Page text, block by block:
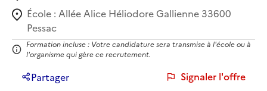
École : Allée Alice Héliodore Gallienne 33600
Pessac
Formation incluse : Votre candidature sera transmise à l'école ou à
l'organisme qui gère ce recrutement.
Partager Signaler l'offre